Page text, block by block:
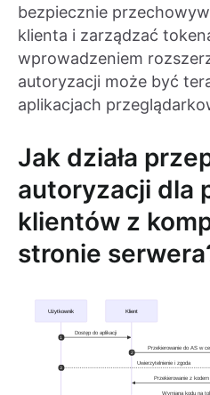
bezpiecznie
klienta i zarządzać
wprowadzeniem
autoryzacji może być
aplikacjach
Jak działa
autoryzacji dla
klientów z
stronie